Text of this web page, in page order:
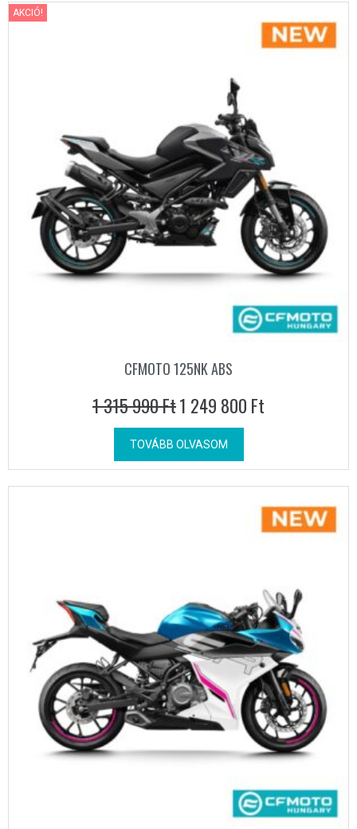
AKCIÓ!
CFMOTO 125NK ABS
1 315 990Ft1 249 800 Ft
TOVÁBB OLVASOM